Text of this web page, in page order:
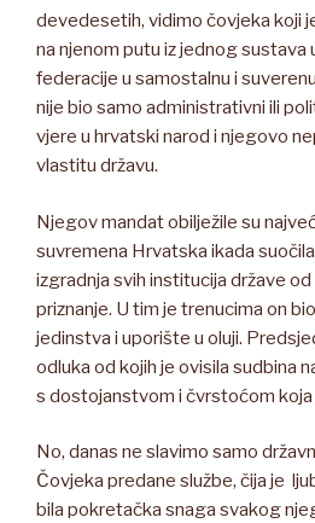
devedesetih, vidimo čovjeka koji
na njenom putu iz jednog sustava
federacije u samostalnu i
nije bio samo administrativni ili
vjere u hrvatski narod i njegovo
vlastitu državu.
Njegov mandat obilježile su
suvremena Hrvatska ikada
izgradnja svih institucija države
priznanje. U tim je trenucima on
jedinstva i uporište u oluji.
odluka od kojih je ovisila sudbina
s dostojanstvom i čvrstoćom koja
No, danas ne slavimo samo
Čovjeka predane službe, čija je
bila pokretačka snaga svakog